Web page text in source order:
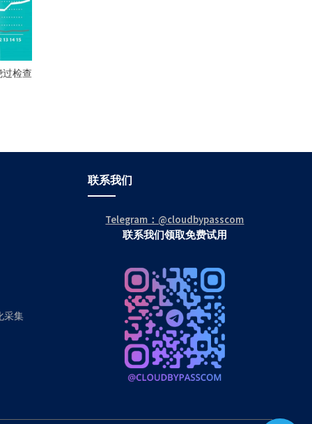
检查
采集
联系我们
Telegram：@cloudbypasscom
联系我们领取免费试用